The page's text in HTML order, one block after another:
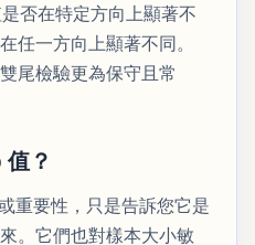
否在特定方向上顯著不
任一方向上顯著不同。
尾檢驗更為保守且常
？
重要性，只是告訴您它是
。它們也對樣本大小敏